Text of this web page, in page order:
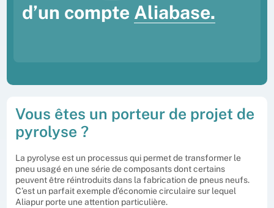
d’un compte Aliabase.
Vous êtes un porteur de projet de
pyrolyse ?
La pyrolyse est un processus qui permet de transformer le
pneu usagé en une série de composants dont certains
peuvent être réintroduits dans la fabrication de pneus neufs.
C’est un parfait exemple d’économie circulaire sur lequel
Aliapur porte une attention particulière.